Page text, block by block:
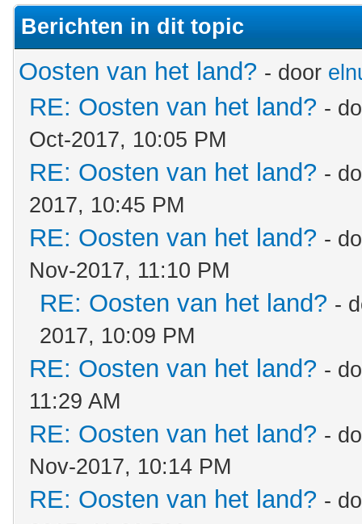
Berichten in dit topic
Oosten van het land? - door
RE: Oosten van het land? -
Oct-2017, 10:05 PM
RE: Oosten van het land? -
2017, 10:45 PM
RE: Oosten van het land? -
Nov-2017, 11:10 PM
RE: Oosten van het land? -
2017, 10:09 PM
RE: Oosten van het land? -
11:29 AM
RE: Oosten van het land? -
Nov-2017, 10:14 PM
RE: Oosten van het land? -